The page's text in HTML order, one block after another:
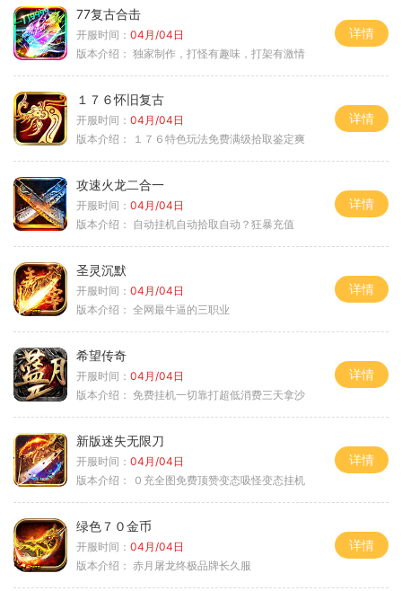
77复古合击
开服时间： 04月/04日
版本介绍： 独家制作，打怪有趣味，打架有激情
详情
１７６怀旧复古
开服时间： 04月/04日
版本介绍：
１７６特色玩法免费满级拾取鉴定爽
详情
攻速火龙二合一
开服时间： 04月/04日
版本介绍： 自动挂机自动拾取自动？狂暴充值
详情
圣灵沉默
开服时间： 04月/04日
版本介绍： 全网最牛逼的三职业
详情
希望传奇
开服时间： 04月/04日
版本介绍： 免费挂机一切靠打超低消费三天拿沙
详情
新版迷失无限刀
开服时间： 04月/04日
版本介绍：
０充全图免费顶赞变态吸怪变态挂机
详情
绿色７０金币
开服时间： 04月/04日
版本介绍： 赤月屠龙终极品牌长久服
详情